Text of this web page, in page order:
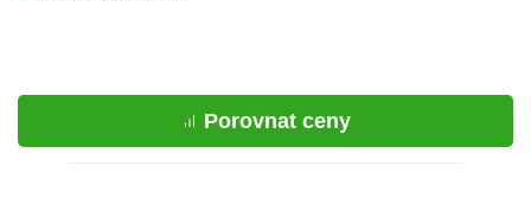
Porovnat ceny